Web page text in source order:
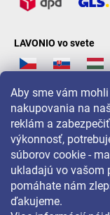
Aby sme vám
nakupovania na
reklám a
výkonnosť,
súborov cookie -
ukladajú vo vašom
pomáhate nám
ďakujeme.
LAVONIO vo svete
Pre akcie, súťaže a